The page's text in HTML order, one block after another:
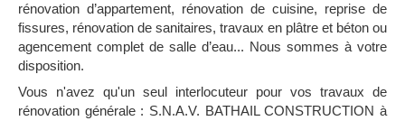
rénovation d’appartement, rénovation de cuisine, reprise de
fissures, rénovation de sanitaires, travaux en plâtre et béton ou
agencement complet de salle d’eau... Nous sommes à votre
disposition.
Vous n'avez qu'un seul interlocuteur pour vos travaux de
rénovation générale : S.N.A.V. BATHAIL CONSTRUCTION à